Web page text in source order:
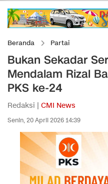
Beranda Partai
Bukan Sekadar
Mendalam Rizal
PKS ke-24
Redaksi | CMI News
Senin, 20 April 2026 14:39